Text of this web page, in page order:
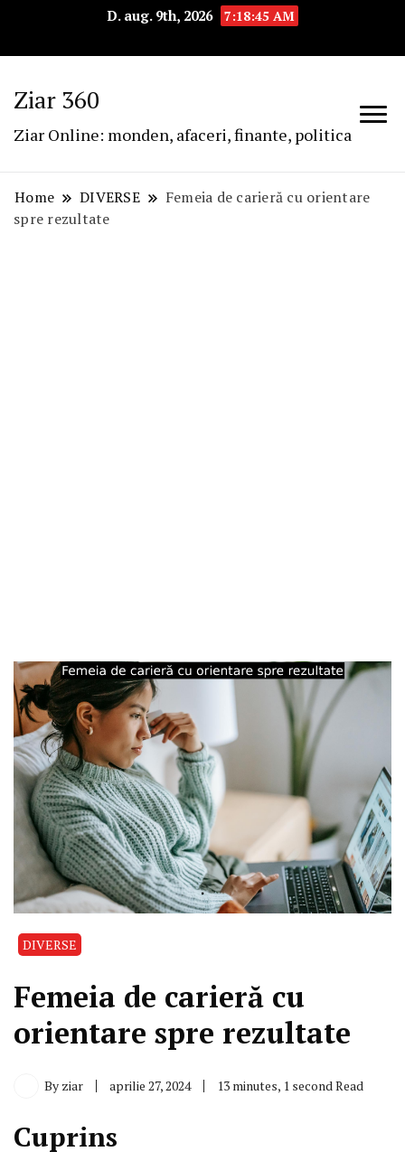
D. aug. 9th, 2026 7:18:46 AM
Ziar 360
Ziar Online: monden, afaceri, finante, politica
Home DIVERSE
Femeia de carieră cu orientare
spre rezultate
DIVERSE
Femeia de carieră cu
orientare spre rezultate
By ziar aprilie 27, 2024 13 minutes, 1 second Read
Cuprins